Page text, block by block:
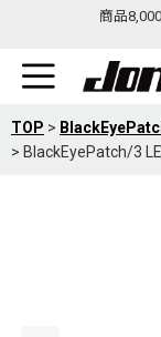
商品
TOP >
> BlackEyePatch/3